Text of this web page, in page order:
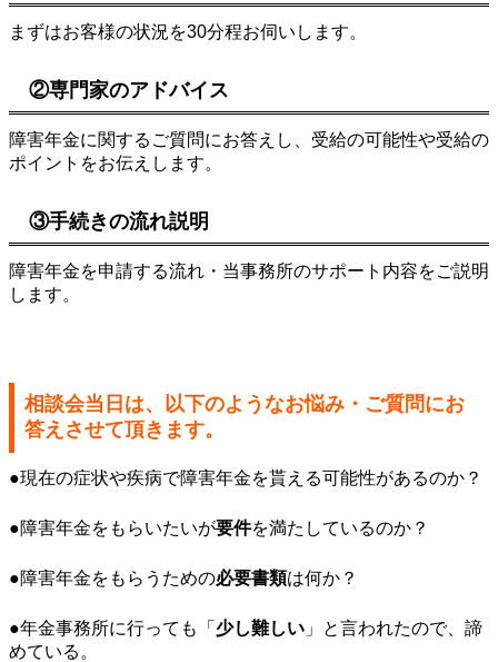
まずはお客様の状況を30分程お伺いします。
②専門家のアドバイス
障害年金に関するご質問にお答えし、受給の可能性や受給の
ポイントをお伝えします。
③手続きの流れ説明
障害年金を申請する流れ・当事務所のサポート内容をご説明
します。
相談会当日は、以下のようなお悩み・ご質問にお
答えさせて頂きます。
●現在の症状や疾病で障害年金を貰える可能性があるのか？
●障害年金をもらいたいが要件を満たしているのか？
●障害年金をもらうための必要書類は何か？
●年金事務所に行っても「 少し難しい 」と言われたので、諦
めている。